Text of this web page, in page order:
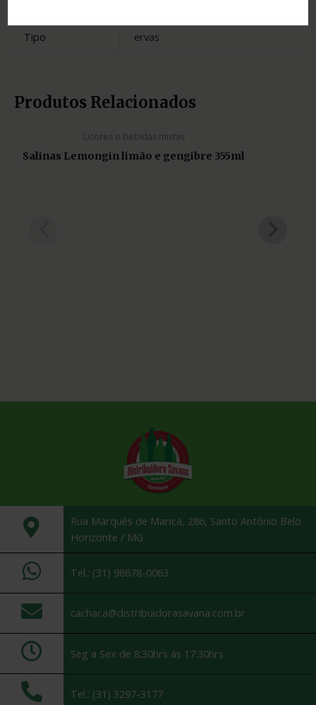
Tipo
ervas
Produtos Relacionados
ESGOTADO
Licores e bebidas mistas
Salinas Lemongin limão e gengibre 355ml
Rua Marquês de Maricá, 286, Santo Antônio Belo
Horizonte / MG
Tel.: (31) 98678-0063
cachaca@distribuidorasavana.com.br
Seg a Sex de 8:30hrs ás 17:30hrs
Tel.: (31) 3297-3177